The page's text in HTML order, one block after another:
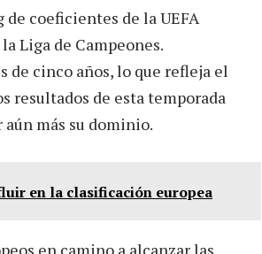
coeficientes de la UEFA
Liga de Campeones.
cinco años, lo que refleja el
resultados de esta temporada
más su dominio.
en la clasificación europea
en camino a alcanzar las